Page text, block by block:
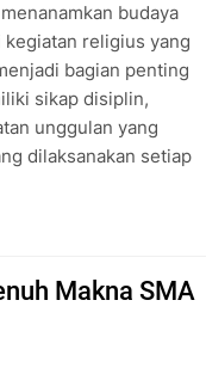
budaya
religius yang
bagian penting
sikap disiplin,
unggulan yang
dilaksanakan setiap
Makna SMA